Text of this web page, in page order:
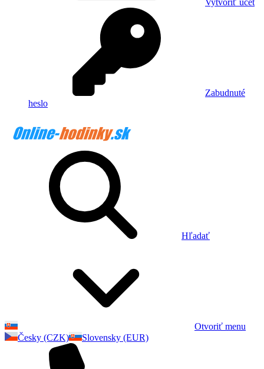
Vytvoriť účet
Zabudnuté
heslo
Hľadať
Otvoriť menu
Česky (CZK)
Slovensky (EUR)